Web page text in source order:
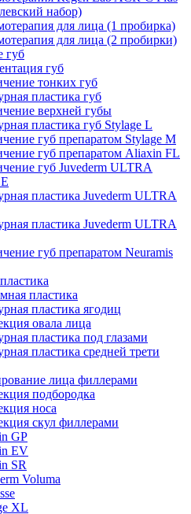
набор)
для лица (1 пробирка)
для лица (2 пробирки)
губ
губ
тонких губ
пластика губ
верхней губы
пластика губ Stylage L
губ препаратом Stylage M
губ препаратом Aliaxin FL
губ Juvederm ULTRA
пластика Juvederm ULTRA
пластика Juvederm ULTRA
губ препаратом Neuramis
пластика
пластика ягодиц
овала лица
пластика под глазами
пластика средней трети
лица филлерами
подбородка
носа
скул филлерами
GP
EV
SR
Voluma
XL